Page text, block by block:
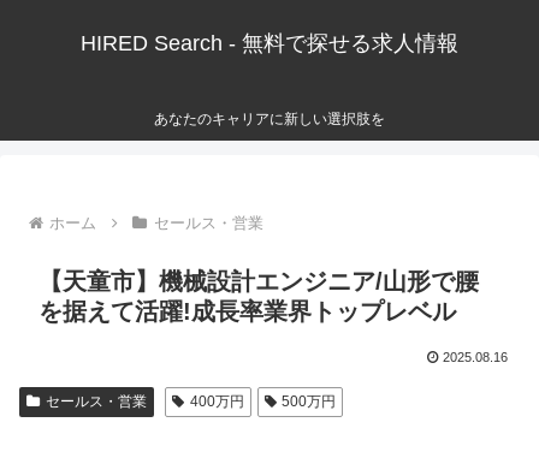
HIRED Search - 無料で探せる求人情報
あなたのキャリアに新しい選択肢を
ホーム セールス・営業
【天童市】機械設計エンジニア/山形で腰
を据えて活躍!成長率業界トップレベル
2025.08.16
セールス・営業 400万円 500万円